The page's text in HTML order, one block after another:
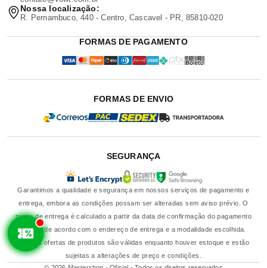
Nossa localização:
R. Pernambuco, 440 - Centro, Cascavel - PR, 85810-020
FORMAS DE PAGAMENTO
FORMAS DE ENVIO
SEGURANÇA
Garantimos a qualidade e segurança em nossos serviços de pagamento e
entrega, embora as condições possam ser alteradas sem aviso prévio. O
prazo de entrega é calculado a partir da data de confirmação do pagamento
e varia de acordo com o endereço de entrega e a modalidade escolhida.
Nossas ofertas de produtos são válidas enquanto houver estoque e estão
sujeitas a alterações de preço e condições.